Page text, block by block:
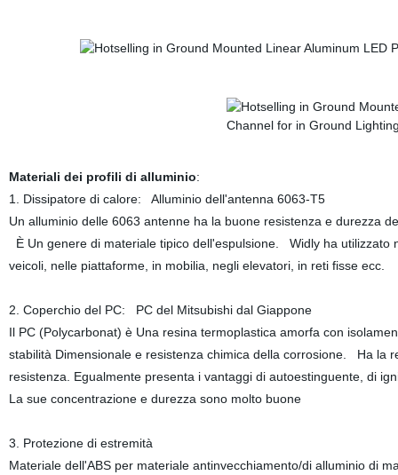
Materiali dei profili di alluminio:
1. Dissipatore di calore: Alluminio dell'antenna 6063-T5
Un alluminio delle 6063 antenne ha la buone resistenza e durezza
È Un genere di materiale tipico dell'espulsione. Widly ha utilizzato
veicoli, nelle piattaforme, in mobilia, negli elevatori, in reti fisse ecc.
2. Coperchio del PC: PC del Mitsubishi dal Giappone
Il PC (Polycarbonat) è Una resina termoplastica amorfa con
stabilità Dimensionale e resistenza chimica della corrosione. Ha la
resistenza. Egualmente presenta i vantaggi di autoestinguente, di
La sue concentrazione e durezza sono molto buone
3. Protezione di estremità
Materiale dell'ABS per materiale antinvecchiamento/di alluminio di